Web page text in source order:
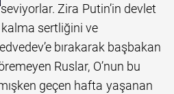
seviyorlar. Zira Putin’in devlet
kalma sertliğini ve
bırakarak başbakan
Ruslar, O’nun bu
geçen hafta yaşanan